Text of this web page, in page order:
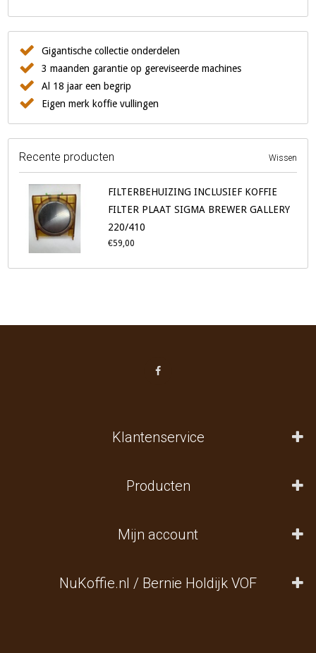
Gigantische collectie onderdelen
3 maanden garantie op gereviseerde machines
Al 18 jaar een begrip
Eigen merk koffie vullingen
Recente producten Wissen
FILTERBEHUIZING INCLUSIEF KOFFIE
FILTER PLAAT SIGMA BREWER GALLERY
220/410
€59,00
Klantenservice
Producten
Mijn account
NuKoffie.nl / Bernie Holdijk VOF